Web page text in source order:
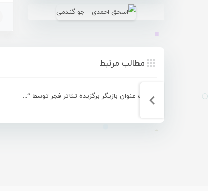
مطالب مرتبط
کسب عنوان بازیگر برگزیده تئاتر فجر توسط “علی ملاحی” از هرمز